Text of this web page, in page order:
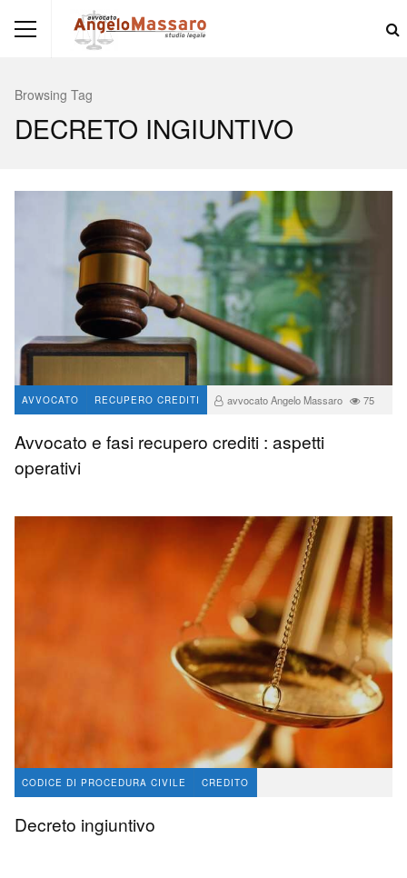
Browsing Tag
DECRETO INGIUNTIVO
AVVOCATO RECUPERO CREDITI avvocato Angelo Massaro 75
Avvocato e fasi recupero crediti : aspetti
operativi
CODICE DI PROCEDURA CIVILE CREDITO
Decreto ingiuntivo